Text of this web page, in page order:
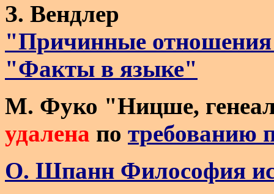
З. Вендлер
"Причинные
"Факты в языке"
М. Фуко "Ницше,
удалена по требованию
О. Шпанн Философия